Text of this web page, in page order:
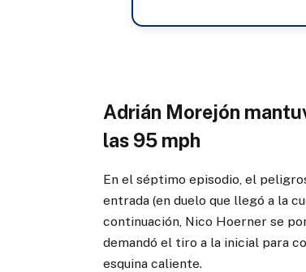
Adrián Morejón
las 95 mph
En el séptimo episodio, el
entrada (en duelo que llegó a la
continuación, Nico Hoerner se
demandó el tiro a la inicial para
esquina caliente.